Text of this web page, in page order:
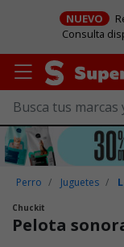
NUEVO
Consulta
Perro Juguetes
Chuckit
Pelota